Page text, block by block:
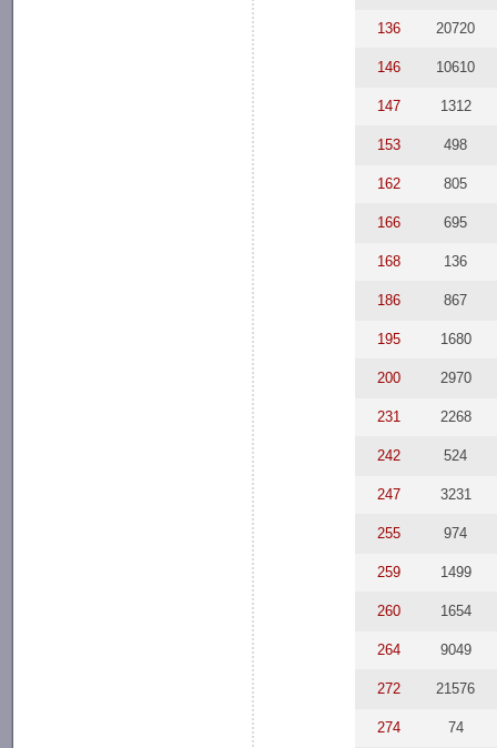
136 20720
146 10610
147 1312
153 498
162 805
166 695
168 136
186 867
195 1680
200 2970
231 2268
242 524
247 3231
255 974
259 1499
260 1654
264 9049
272 21576
274 74